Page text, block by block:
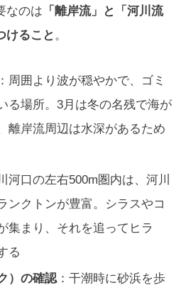
なのは 「離岸流」と「河川流
けること 。
：周囲より波が穏やかで、ゴミ
る場所。3月は冬の名残で海が
離岸流周辺は水深があるため
河口の左右500m圏内は、河川
ンクトンが豊富。シラスやコ
集まり、それを追ってヒラ
る
）の確認：干潮時に砂浜を歩